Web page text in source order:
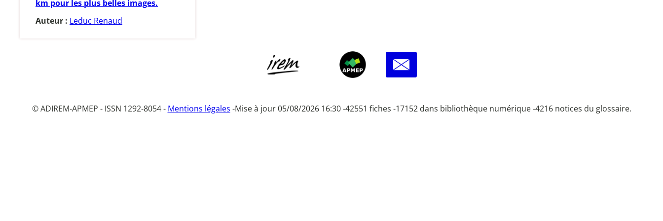
km pour les plus belles images.
Auteur : Leduc Renaud
© ADIREM-APMEP - ISSN 1292-8054 - Mentions légales -Mise à jour 05/08/2026 16:30 -42551 fiches -17152 dans bibliothèque numérique -4216 notices du glossaire.